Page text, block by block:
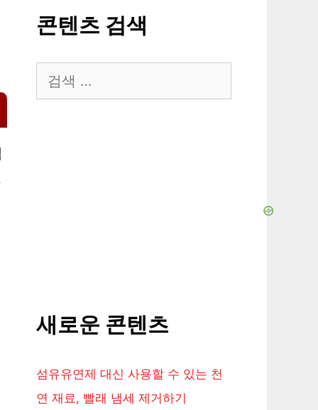
콘텐츠 검색
색:
새로운 콘텐츠
섬유유연제 대신 사용할 수 있는 천
연 재료, 빨래 냄세 제거하기